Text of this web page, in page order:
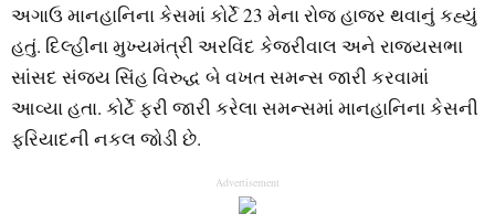
અગાઉ માનહાનિના કેસમાં કોર્ટે 23 મેના રોજ હાજર થવાનું કહ્યું
હતું. દિલ્હીના મુખ્યમંત્રી અરવિંદ કેજરીવાલ અને રાજ્યસભા
સાંસદ સંજય સિંહ વિરુદ્ધ બે વખત સમન્સ જારી કરવામાં
આવ્યા હતા. કોર્ટે ફરી જારી કરેલા સમન્સમાં માનહાનિના કેસની
ફરિયાદની નકલ જોડી છે.
Advertisement